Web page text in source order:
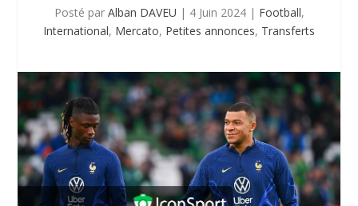
Posté par Alban DAVEU | 4 Juin 2024| Football,
International, Mercato, Petites annonces, Transferts